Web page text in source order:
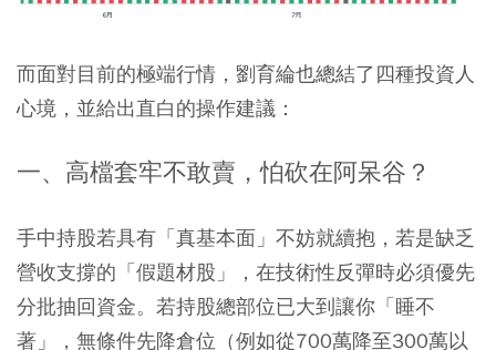
而面對目前的極端行情，劉育綸也總結了四種投資人
心境，並給出直白的操作建議：
一、高檔套牢不敢賣，怕砍在阿呆谷？
手中持股若具有「真基本面」不妨就續抱，若是缺乏
營收支撐的「假題材股」，在技術性反彈時必須優先
分批抽回資金。若持股總部位已大到讓你「睡不
著」，無條件先降倉位（例如從700萬降至300萬以